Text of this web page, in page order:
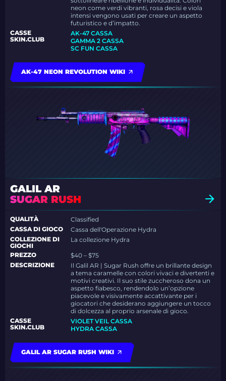
neon come verdi vibranti, rosa decisi e viola
intensi vengono usati per creare un aspetto
futuristico e d’impatto.
CASSE
SKIN.CLUB
AK-47 CASSA
GAMMA 2 CASSA
SC FUN CASSA
AK-47 NEON REVOLUTION WIKI
GALIL AR
SUGAR RUSH
QUALITÀ
Classified
CASSA DI GIOCO
Cassa dell'Operazione Hydra
COLLEZIONE DI
GIOCHI
La collezione Hydra
PREZZO
$40 – $75
DESCRIZIONE
Il Galil AR | Sugar Rush offre un brillante design
a tema caramelle con colori vivaci e divertenti e
motivi creativi. Il suo stile zuccheroso dona un
aspetto fiabesco, rendendolo un’opzione
piacevole e visivamente accattivante per i
giocatori che desiderano aggiungere un tocco
di dolcezza al proprio arsenale di gioco.
CASSE
SKIN.CLUB
VIOLET VEIL CASSA
HYDRA CASSA
GALIL AR SUGAR RUSH WIKI